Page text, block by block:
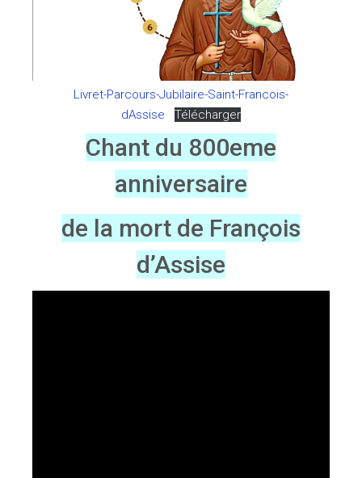
Livret-Parcours-Jubilaire-Saint-Francois-
dAssise
Télécharger
Chant du 800eme
anniversaire
de la mort de François
d’Assise